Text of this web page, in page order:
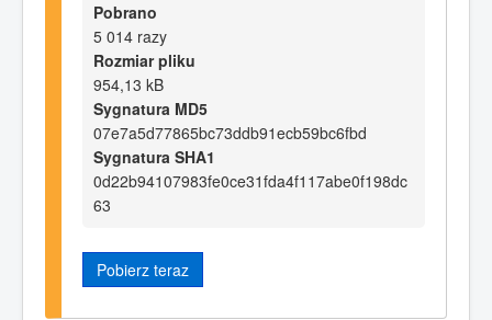
Pobrano
5 014 razy
Rozmiar pliku
954,13 kB
Sygnatura MD5
07e7a5d77865bc73ddb91ecb59bc6fbd
Sygnatura SHA1
0d22b94107983fe0ce31fda4f117abe0f198dc
63
Pobierz teraz